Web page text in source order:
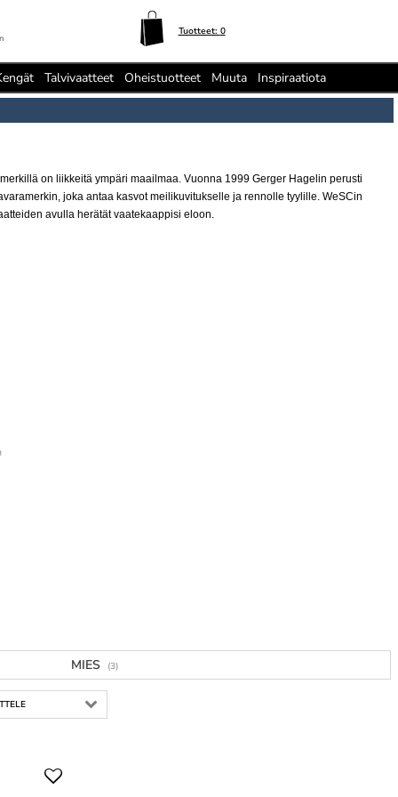
Tuotteet: 0
Talvivaatteet Oheistuotteet Muuta Inspiraatiota
on liikkeitä ympäri maailmaa. Vuonna 1999 Gerger Hagelin perusti
joka antaa kasvot meilikuvitukselle ja rennolle tyylille. WeSCin
avulla herätät vaatekaappisi eloon.
MIES (3)